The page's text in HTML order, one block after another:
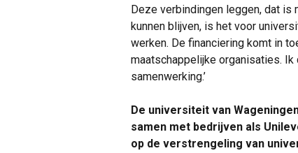
Deze verbindingen leggen, dat
kunnen blijven, is het voor
werken. De financiering komt in
maatschappelijke organisaties.
samenwerking.’
De universiteit van
samen met bedrijven als
op de verstrengeling van